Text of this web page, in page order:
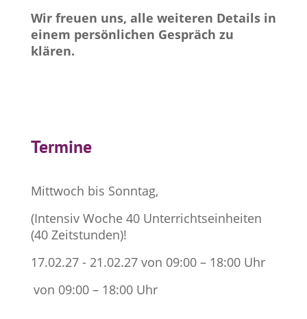
Wir freuen uns, alle weiteren Details in
einem persönlichen Gespräch zu
klären.
Termine
Mittwoch bis Sonntag,
(Intensiv Woche 40 Unterrichtseinheiten
(40 Zeitstunden)!
17.02.27 - 21.02.27 von 09:00 – 18:00 Uhr
von 09:00 – 18:00 Uhr